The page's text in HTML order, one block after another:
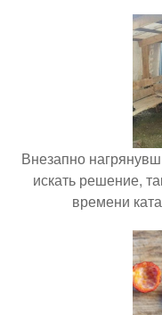
Внезапно
искать решение,
времени